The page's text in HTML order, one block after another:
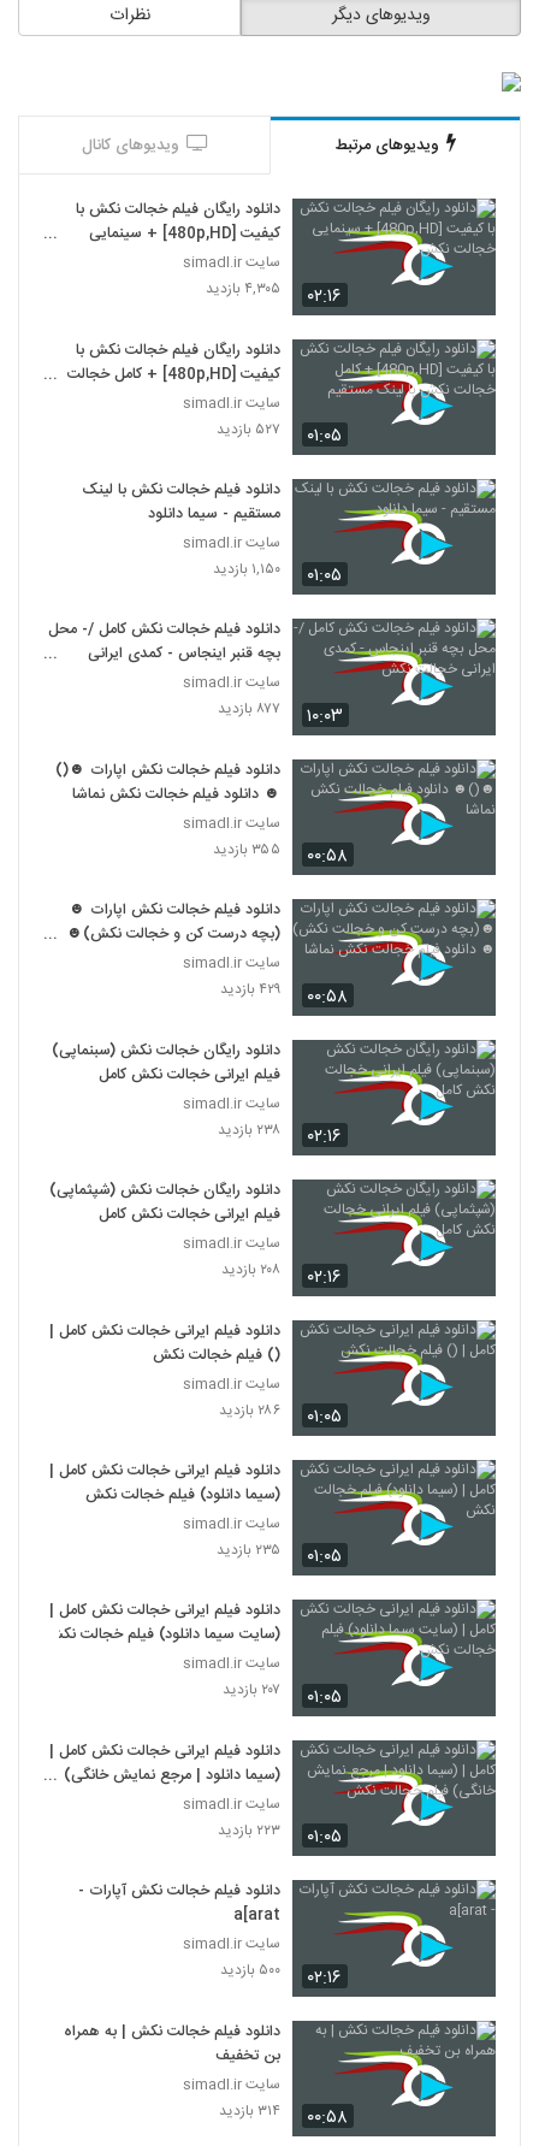
نظرات ویدیوهای دیگر
ویدیوهای مرتبط ویدیوهای کانال
۰۲:۱۶
دانلود رایگان فیلم خجالت نکش با
کیفیت [480p,HD] + سینمایی
خجالت نکش
سایت simadl.ir
۴,۳۰۵ بازدید
۰۱:۰۵
دانلود رایگان فیلم خجالت نکش با
کیفیت [480p,HD] + کامل خجالت
نکش با لینک مستقیم
سایت simadl.ir
۵۲۷ بازدید
۰۱:۰۵
دانلود فیلم خجالت نکش با لینک
مستقیم - سیما دانلود
سایت simadl.ir
۱,۱۵۰ بازدید
۱۰:۰۳
دانلود فیلم خجالت نکش کامل /- محل
بچه قنبر اینجاس - کمدی ایرانی
خجالت نکش
سایت simadl.ir
۸۷۷ بازدید
۰۰:۵۸
دانلود فیلم خجالت نکش اپارات ☻()
☻ دانلود فیلم خجالت نکش نماشا
سایت simadl.ir
۳۵۵ بازدید
۰۰:۵۸
دانلود فیلم خجالت نکش اپارات ☻
(بچه درست کن و خجالت نکش)☻
دانلود فیلم خجالت نکش نماشا
سایت simadl.ir
۴۲۹ بازدید
۰۲:۱۶
دانلود رایگان خجالت نکش (سبنماپی)
فیلم ایرانی خجالت نکش کامل
سایت simadl.ir
۲۳۸ بازدید
۰۲:۱۶
دانلود رایگان خجالت نکش (شپثماپی)
فیلم ایرانی خجالت نکش کامل
سایت simadl.ir
۲۰۸ بازدید
۰۱:۰۵
دانلود فیلم ایرانی خجالت نکش کامل |
() فیلم خجالت نکش
سایت simadl.ir
۲۸۶ بازدید
۰۱:۰۵
دانلود فیلم ایرانی خجالت نکش کامل |
(سیما دانلود) فیلم خجالت نکش
سایت simadl.ir
۲۳۵ بازدید
۰۱:۰۵
دانلود فیلم ایرانی خجالت نکش کامل |
(سایت سیما دانلود) فیلم خجالت نکش
سایت simadl.ir
۲۰۷ بازدید
۰۱:۰۵
دانلود فیلم ایرانی خجالت نکش کامل |
(سیما دانلود | مرجع نمایش خانگی)
فیلم خجالت نکش
سایت simadl.ir
۲۲۳ بازدید
۰۲:۱۶
دانلود فیلم خجالت نکش آپارات -
a[arat
سایت simadl.ir
۵۰۰ بازدید
۰۰:۵۸
دانلود فیلم خجالت نکش | به همراه
بن تخفیف
سایت simadl.ir
۳۱۴ بازدید